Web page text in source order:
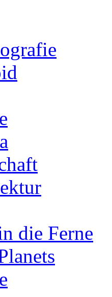
die Ferne